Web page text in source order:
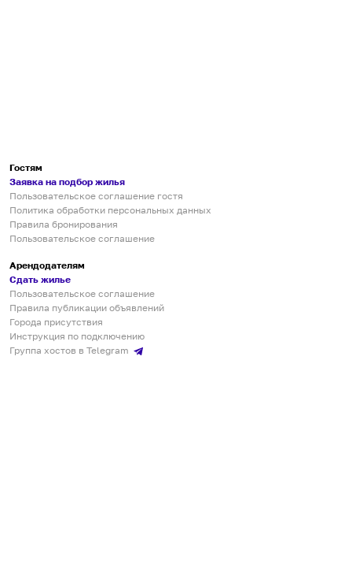
Гостям
Заявка на подбор жилья
Пользовательское соглашение гостя
Политика обработки персональных данных
Правила бронирования
Пользовательское соглашение
Арендодателям
Сдать жилье
Пользовательское соглашение
Правила публикации объявлений
Города присутствия
Инструкция по подключению
Группа хостов в Telegram